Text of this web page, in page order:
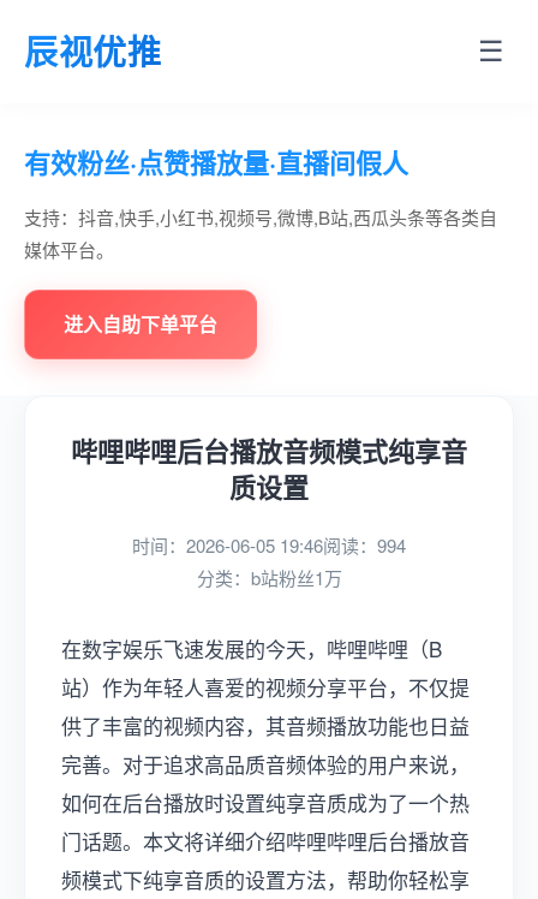
辰视优推 ☰
有效粉丝·点赞播放量·直播间假人
支持：抖音,快手,小红书,视频号,微博,B站,西瓜头条等各类自
媒体平台。
进入自助下单平台
哔哩哔哩后台播放音频模式纯享音
质设置
时间：2026-06-05 19:46阅读：994
分类： b站粉丝1万
在数字娱乐飞速发展的今天，哔哩哔哩（B
站）作为年轻人喜爱的视频分享平台，不仅提
供了丰富的视频内容，其音频播放功能也日益
完善。对于追求高品质音频体验的用户来说，
如何在后台播放时设置纯享音质成为了一个热
门话题。本文将详细介绍哔哩哔哩后台播放音
频模式下纯享音质的设置方法，帮助你轻松享